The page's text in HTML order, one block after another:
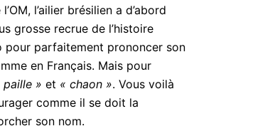
l’ailier brésilien a d’abord
grosse recrue de l’histoire
pour parfaitement prononcer son
en Français. Mais pour
paille » et « chaon ». Vous voilà
comme il se doit la
son nom.